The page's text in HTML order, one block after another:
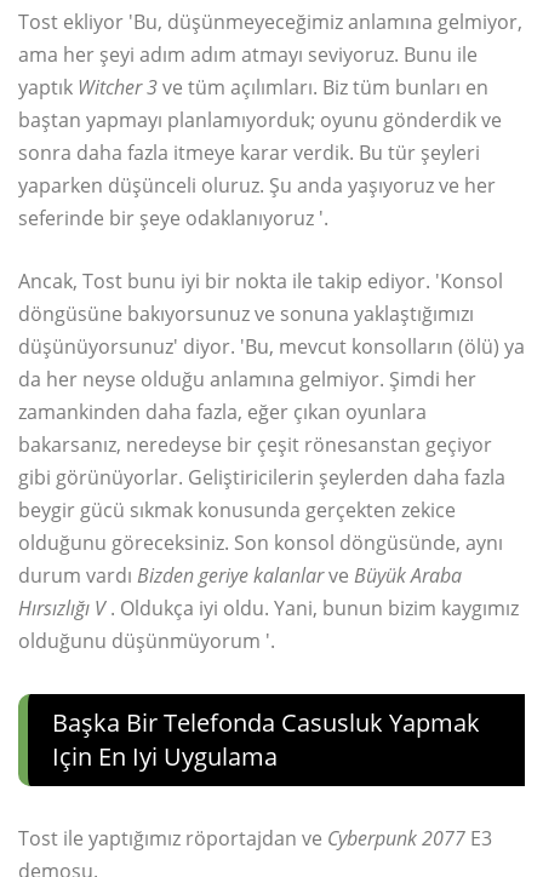
Tost ekliyor 'Bu, düşünmeyeceğimiz anlamına gelmiyor,
ama her şeyi adım adım atmayı seviyoruz. Bunu ile
yaptık Witcher 3ve tüm açılımları. Biz tüm bunları en
baştan yapmayı planlamıyorduk; oyunu gönderdik ve
sonra daha fazla itmeye karar verdik. Bu tür şeyleri
yaparken düşünceli oluruz. Şu anda yaşıyoruz ve her
seferinde bir şeye odaklanıyoruz '.
Ancak, Tost bunu iyi bir nokta ile takip ediyor. 'Konsol
döngüsüne bakıyorsunuz ve sonuna yaklaştığımızı
düşünüyorsunuz' diyor. 'Bu, mevcut konsolların (ölü) ya
da her neyse olduğu anlamına gelmiyor. Şimdi her
zamankinden daha fazla, eğer çıkan oyunlara
bakarsanız, neredeyse bir çeşit rönesanstan geçiyor
gibi görünüyorlar. Geliştiricilerin şeylerden daha fazla
beygir gücü sıkmak konusunda gerçekten zekice
olduğunu göreceksiniz. Son konsol döngüsünde, aynı
durum vardı Bizden geriye kalanlarve Büyük Araba
Hırsızlığı V. Oldukça iyi oldu. Yani, bunun bizim kaygımız
olduğunu düşünmüyorum '.
Başka Bir Telefonda Casusluk Yapmak
Için En Iyi Uygulama
Tost ile yaptığımız röportajdan ve Cyberpunk 2077 E3
demosu.